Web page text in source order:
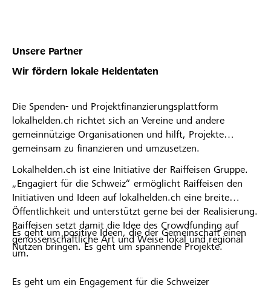
Unsere Partner
Wir fördern lokale Heldentaten
Die Spenden- und Projektfinanzierungsplattform
lokalhelden.ch richtet sich an Vereine und andere
gemeinnützige Organisationen und hilft, Projekte
gemeinsam zu finanzieren und umzusetzen.
Lokalhelden.ch ist eine Initiative der Raiffeisen Gruppe.
„Engagiert für die Schweiz“ ermöglicht Raiffeisen den
Initiativen und Ideen auf lokalhelden.ch eine breite
Öffentlichkeit und unterstützt gerne bei der Realisierung.
Raiffeisen setzt damit die Idee des Crowdfunding auf
genossenschaftliche Art und Weise lokal und regional
um.
Es geht um positive Ideen, die der Gemeinschaft einen
Nutzen bringen. Es geht um spannende Projekte.
Es geht um ein Engagement für die Schweizer